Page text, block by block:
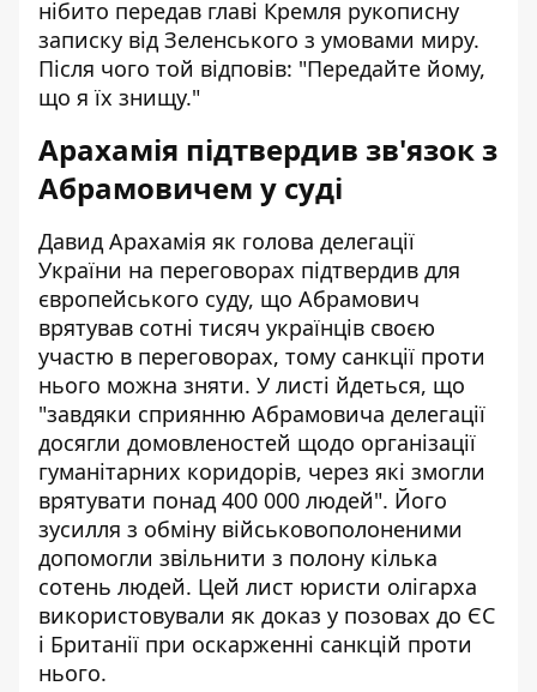
нібито передав главі Кремля рукописну
записку від Зеленського з умовами миру.
Після чого той відповів: "Передайте йому,
що я їх знищу."
Арахамія підтвердив зв'язок з
Абрамовичем у суді
Давид Арахамія як голова делегації
України на переговорах підтвердив для
європейського суду, що Абрамович
врятував сотні тисяч українців своєю
участю в переговорах, тому санкції проти
нього можна зняти. У листі йдеться, що
"завдяки сприянню Абрамовича делегації
досягли домовленостей щодо організації
гуманітарних коридорів, через які змогли
врятувати понад 400 000 людей". Його
зусилля з обміну військовополоненими
допомогли звільнити з полону кілька
сотень людей. Цей лист юристи олігарха
використовували як доказ у позовах до ЄС
і Британії при оскарженні санкцій проти
нього.